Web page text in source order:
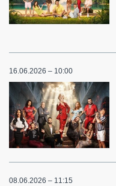
16.06.2026 – 10:00
08.06.2026 – 11:15